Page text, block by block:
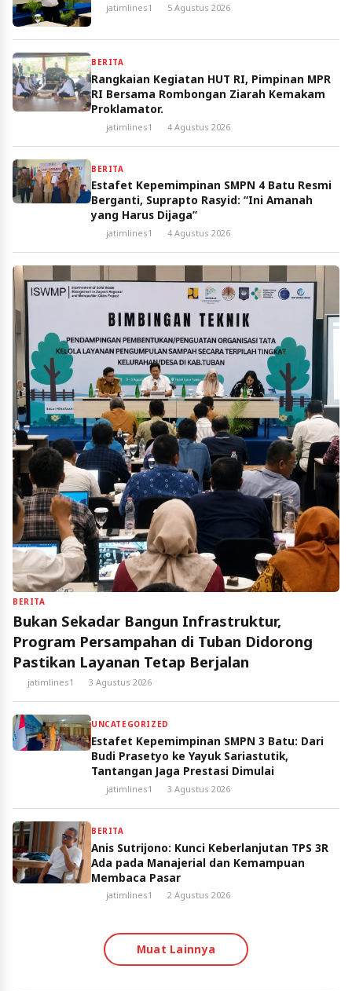
jatimlines1 5 Agustus 2026
BERITA
Rangkaian Kegiatan HUT RI, Pimpinan MPR
RI Bersama Rombongan Ziarah Kemakam
Proklamator.
jatimlines1 4 Agustus 2026
BERITA
Estafet Kepemimpinan SMPN 4 Batu Resmi
Berganti, Suprapto Rasyid: “Ini Amanah
yang Harus Dijaga”
jatimlines1 4 Agustus 2026
BERITA
Bukan Sekadar Bangun Infrastruktur,
Program Persampahan di Tuban Didorong
Pastikan Layanan Tetap Berjalan
jatimlines1 3 Agustus 2026
UNCATEGORIZED
Estafet Kepemimpinan SMPN 3 Batu: Dari
Budi Prasetyo ke Yayuk Sariastutik,
Tantangan Jaga Prestasi Dimulai
jatimlines1 3 Agustus 2026
BERITA
Anis Sutrijono: Kunci Keberlanjutan TPS 3R
Ada pada Manajerial dan Kemampuan
Membaca Pasar
jatimlines1 2 Agustus 2026
Muat Lainnya